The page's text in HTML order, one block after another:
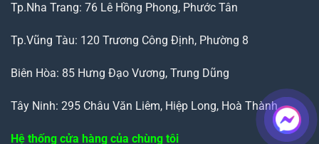
Tp.Nha Trang: 76 Lê Hồng Phong, Phước Tân
Tp.Vũng Tàu: 120 Trương Công Định, Phường 8
Biên Hòa: 85 Hưng Đạo Vương, Trung Dũng
Tây Ninh: 295 Châu Văn Liêm, Hiệp Long, Hoà Thành
Hệ thống cửa hàng của chùng tôi